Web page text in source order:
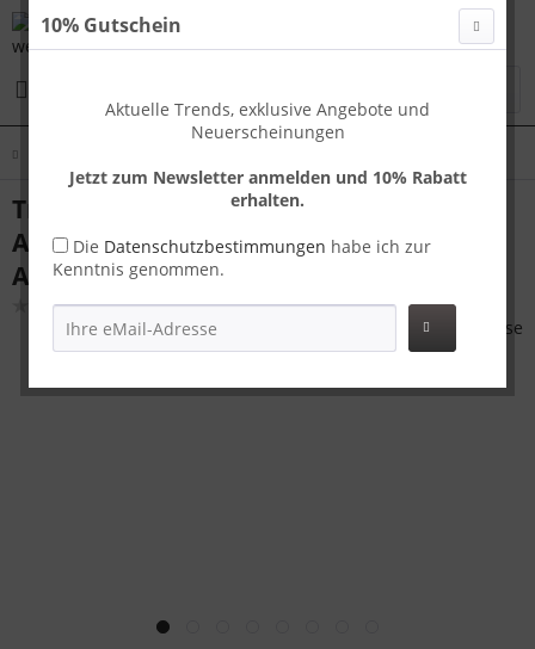
Travelhouse Oslo Kofferset S+M Grau |
Aluminium-Hartschale | TSA-Schloss,
Aluminiumrahmen
10% Gutschein
Aktuelle Trends, exklusive Angebote und
Neuerscheinungen
Jetzt zum Newsletter anmelden und 10% Rabatt
erhalten.
Die Datenschutzbestimmungen habe ich zur
Kenntnis genommen.